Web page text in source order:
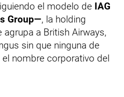
el modelo de IAG
Group—, la holding
a British Airways,
sin que ninguna de
nombre corporativo del